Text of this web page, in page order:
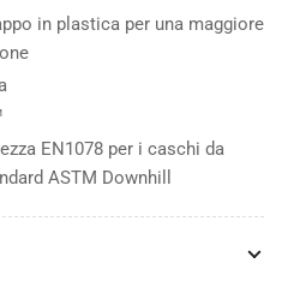
in plastica per una maggiore
EN1078 per i caschi da
ASTM Downhill